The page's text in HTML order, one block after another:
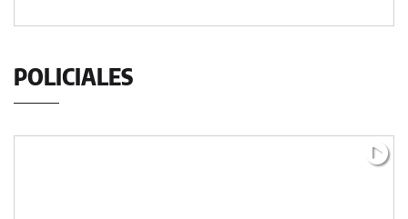
POLICIALES